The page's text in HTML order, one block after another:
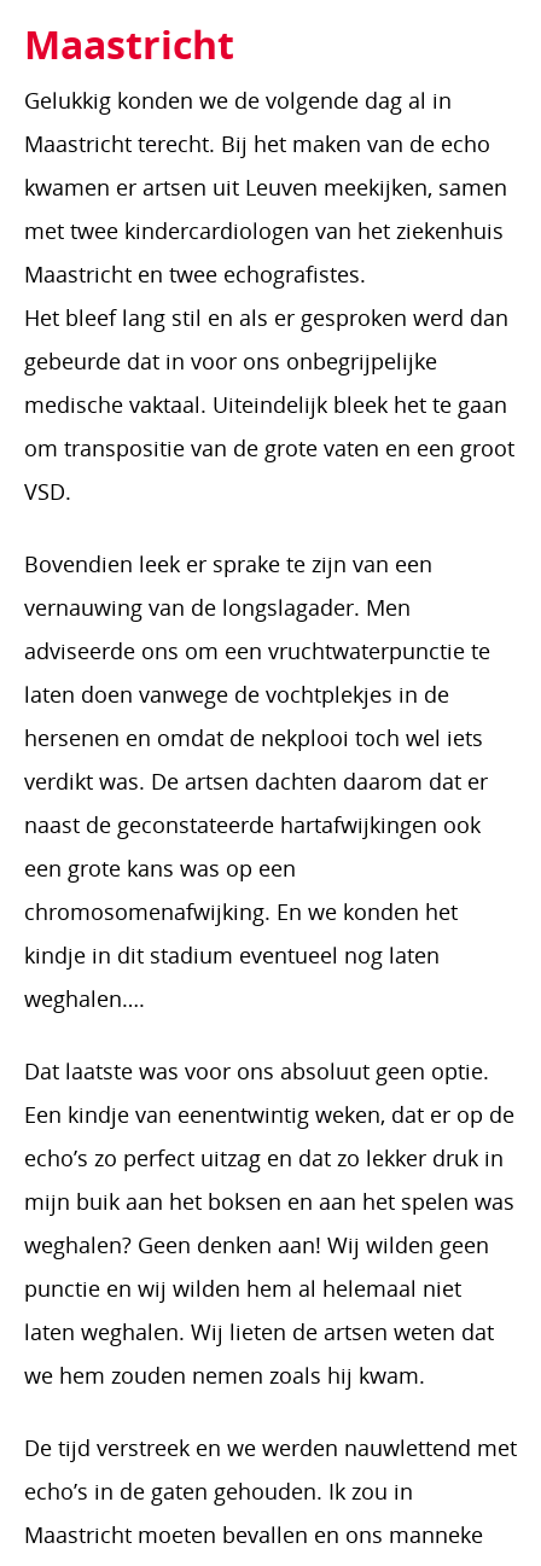
Maastricht
Gelukkig konden we de volgende dag al in
Maastricht terecht. Bij het maken van de echo
kwamen er artsen uit Leuven meekijken, samen
met twee kindercardiologen van het ziekenhuis
Maastricht en twee echografistes.
Het bleef lang stil en als er gesproken werd dan
gebeurde dat in voor ons onbegrijpelijke
medische vaktaal. Uiteindelijk bleek het te gaan
om transpositie van de grote vaten en een groot
VSD.
Bovendien leek er sprake te zijn van een
vernauwing van de longslagader. Men
adviseerde ons om een vruchtwaterpunctie te
laten doen vanwege de vochtplekjes in de
hersenen en omdat de nekplooi toch wel iets
verdikt was. De artsen dachten daarom dat er
naast de geconstateerde hartafwijkingen ook
een grote kans was op een
chromosomenafwijking. En we konden het
kindje in dit stadium eventueel nog laten
weghalen….
Dat laatste was voor ons absoluut geen optie.
Een kindje van eenentwintig weken, dat er op de
echo’s zo perfect uitzag en dat zo lekker druk in
mijn buik aan het boksen en aan het spelen was
weghalen? Geen denken aan! Wij wilden geen
punctie en wij wilden hem al helemaal niet
laten weghalen. Wij lieten de artsen weten dat
we hem zouden nemen zoals hij kwam.
De tijd verstreek en we werden nauwlettend met
echo’s in de gaten gehouden. Ik zou in
Maastricht moeten bevallen en ons manneke